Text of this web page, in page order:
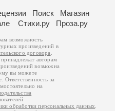
Поиск
Магазин
Стихи.ру Проза.ру
возможность
произведений в
договора
принадлежат авторам
возможна
вы можете
Ответственность за
на
обработки персональных данных